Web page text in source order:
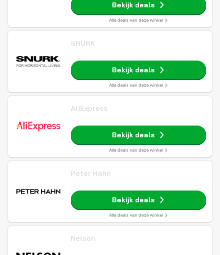
Bekijk deals
Alle deals van deze winkel
SNURK
Bekijk deals
Alle deals van deze winkel
AliExpress
Bekijk deals
Alle deals van deze winkel
Peter Hahn
Bekijk deals
Alle deals van deze winkel
Nelson